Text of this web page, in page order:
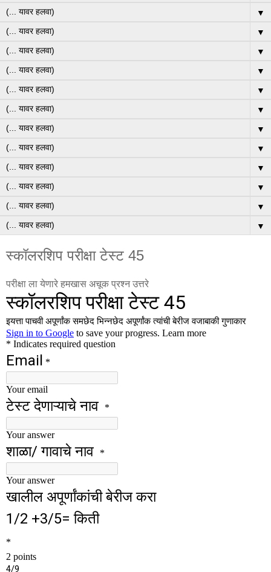
▼
▼
▼
▼
▼
▼
▼
▼
▼
▼
▼
▼
स्कॉलरशिप परीक्षा टेस्ट 45
परीक्षा ला येणारे हमखास अचूक प्रश्न उत्तरे